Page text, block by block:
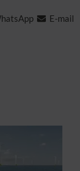
E-mail